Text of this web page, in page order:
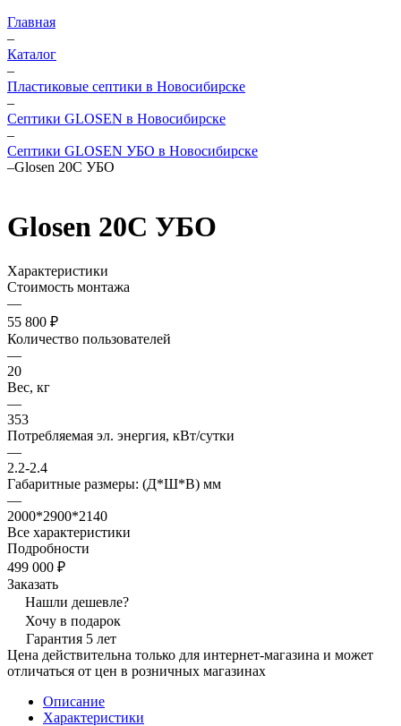
Главная
–
Каталог
–
Пластиковые септики в Новосибирске
–
Септики GLOSEN в Новосибирске
–
Септики GLOSEN УБО в Новосибирске
–Glosen 20С УБО
Glosen 20С УБО
Характеристики
Стоимость монтажа
—
55 800 ₽
Количество пользователей
—
20
Вес, кг
—
353
Потребляемая эл. энергия, кВт/сутки
—
2.2-2.4
Габаритные размеры: (Д*Ш*В) мм
—
2000*2900*2140
Все характеристики
Подробности
499 000 ₽
Заказать
Нашли дешевле?
Хочу в подарок
Гарантия 5 лет
Цена действительна только для интернет-магазина и может
отличаться от цен в розничных магазинах
Описание
Характеристики